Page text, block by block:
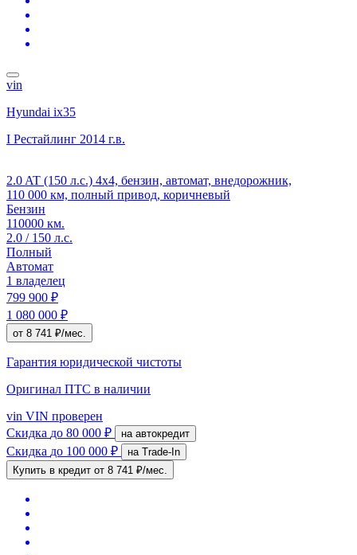
vin
Hyundai ix35
I Рестайлинг 2014 г.в.
2.0 AT (150 л.с.) 4x4, бензин, автомат, внедорожник,
110 000 км, полный привод, коричневый
Бензин
110000 км.
2.0 / 150 л.с.
Полный
Автомат
1 владелец
799 900 ₽
1 080 000 ₽
от 8 741 ₽/мес.
Гарантия юридической чистоты
Оригинал ПТС в наличии
vin VIN проверен
Скидка до 80 000 ₽ на автокредит
Скидка до 100 000 ₽
на Trade-In
Купить в кредит от 8 741 ₽/мес.